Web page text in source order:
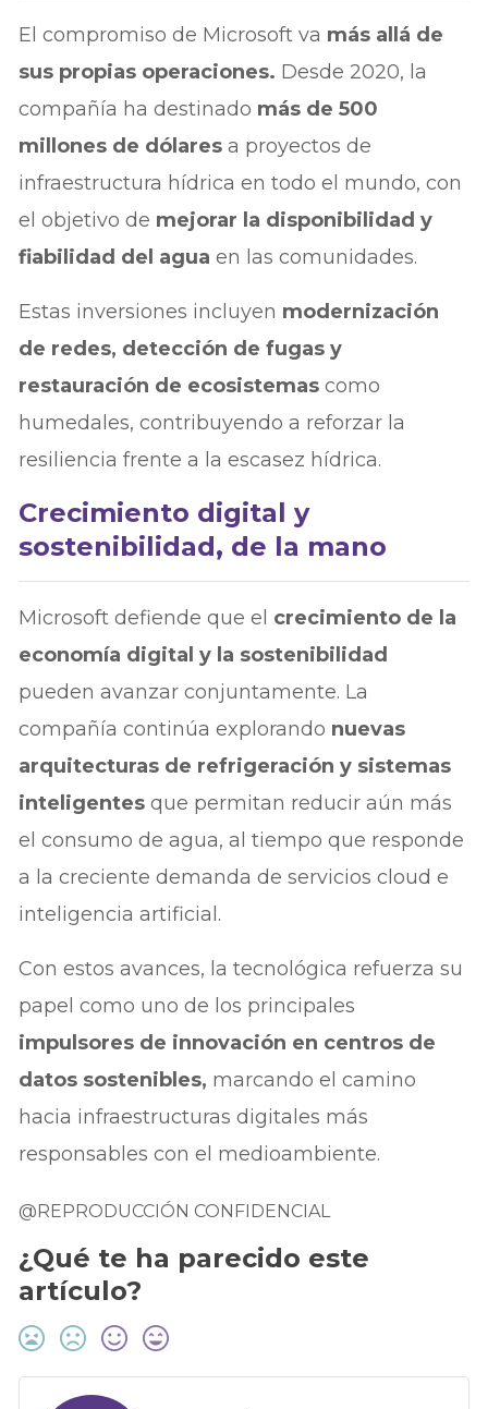
El compromiso de Microsoft va más allá de
sus propias operaciones. Desde 2020, la
compañía ha destinado más de 500
millones de dólares a proyectos de
infraestructura hídrica en todo el mundo, con
el objetivo de mejorar la disponibilidad y
fiabilidad del agua en las comunidades.
Estas inversiones incluyen modernización
de redes, detección de fugas y
restauración de ecosistemas como
humedales, contribuyendo a reforzar la
resiliencia frente a la escasez hídrica.
Crecimiento digital y
sostenibilidad, de la mano
Microsoft defiende que el crecimiento de la
economía digital y la sostenibilidad
pueden avanzar conjuntamente. La
compañía continúa explorando nuevas
arquitecturas de refrigeración y sistemas
inteligentes que permitan reducir aún más
el consumo de agua, al tiempo que responde
a la creciente demanda de servicios cloud e
inteligencia artificial.
Con estos avances, la tecnológica refuerza su
papel como uno de los principales
impulsores de innovación en centros de
datos sostenibles, marcando el camino
hacia infraestructuras digitales más
responsables con el medioambiente.
@REPRODUCCIÓN CONFIDENCIAL
¿Qué te ha parecido este
artículo?